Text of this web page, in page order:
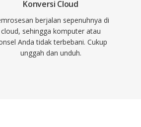
Konversi Cloud
berjalan sepenuhnya di
cloud, sehingga komputer atau
Anda tidak terbebani. Cukup
unggah dan unduh.